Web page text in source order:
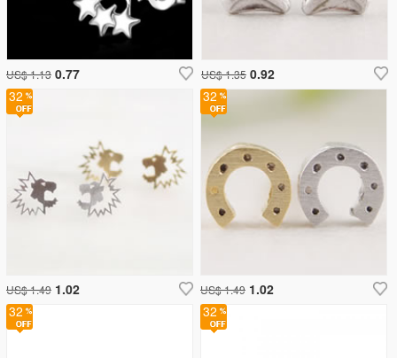
US$ 1.35 0.92
US$ 1.13 0.77
32
US$ 1.49 1.02
32
US$ 1.49 1.02
32
32